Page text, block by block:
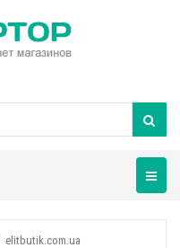
elitbutik.com.ua